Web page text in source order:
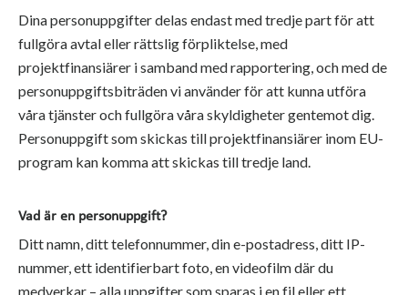
Dina personuppgifter delas endast med tredje part för att
fullgöra avtal eller rättslig förpliktelse, med
projektfinansiärer i samband med rapportering, och med de
personuppgiftsbiträden vi använder för att kunna utföra
våra tjänster och fullgöra våra skyldigheter gentemot dig.
Personuppgift som skickas till projektfinansiärer inom EU-
program kan komma att skickas till tredje land.
Vad är en personuppgift?
Ditt namn, ditt telefonnummer, din e-postadress, ditt IP-
nummer, ett identifierbart foto, en videofilm där du
medverkar – alla uppgifter som sparas i en fil eller ett